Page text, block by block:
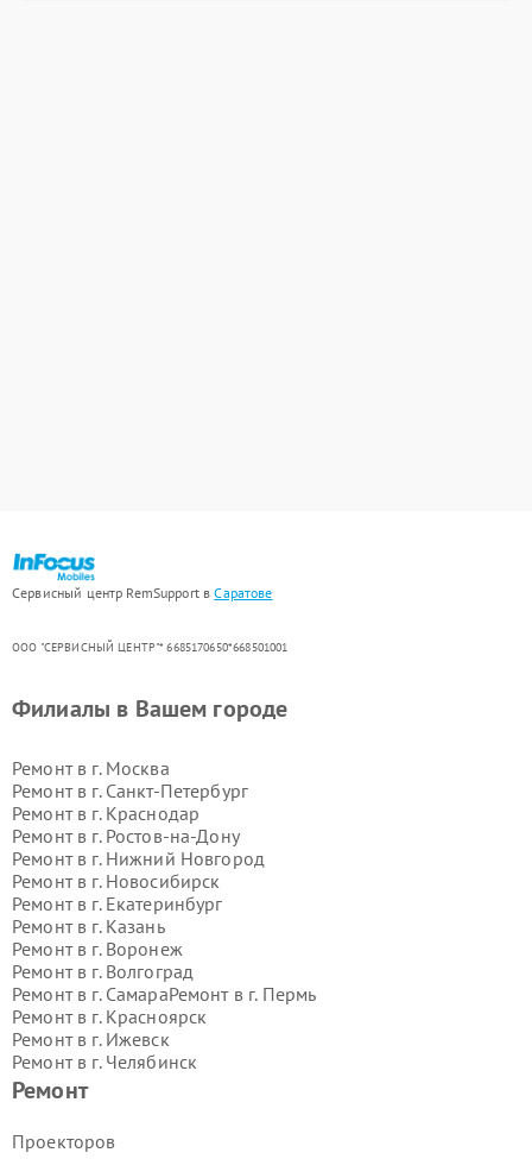
Сервисный центр RemSupport вСаратове
ООО "СЕРВИСНЫЙ ЦЕНТР"* 6685170650*668501001
Ремонт
Проекторов
Филиалы в Вашем городе
Ремонт в г. Москва
Ремонт в г. Санкт-Петербург
Ремонт в г. Краснодар
Ремонт в г. Ростов-на-Дону
Ремонт в г. Нижний Новгород
Ремонт в г. Новосибирск
Ремонт в г. Екатеринбург
Ремонт в г. Казань
Ремонт в г. Воронеж
Ремонт в г. Волгоград
Ремонт в г. СамараРемонт в г. Пермь
Ремонт в г. Красноярск
Ремонт в г. Ижевск
Ремонт в г. Челябинск
Ремонт в г.
Ремонт в г.
Ремонт в г.Саратов